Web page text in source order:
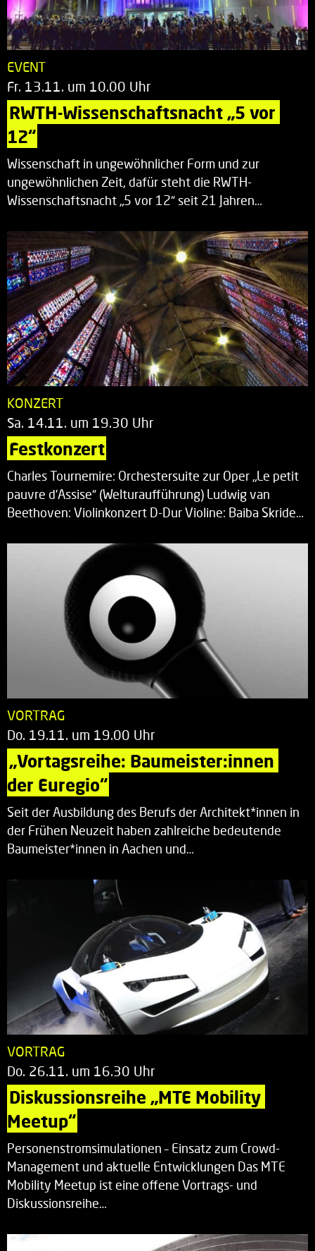
EVENT
Fr. 13.11. um 10.00 Uhr
RWTH-Wissenschaftsnacht „5 vor
12“
Wissenschaft in ungewöhnlicher Form und zur
ungewöhnlichen Zeit, dafür steht die RWTH-
Wissenschaftsnacht „5 vor 12“ seit 21 Jahren…
KONZERT
Sa. 14.11. um 19.30 Uhr
Festkonzert
Charles Tournemire: Orchestersuite zur Oper „Le petit
pauvre d’Assise“ (Welturaufführung) Ludwig van
Beethoven: Violinkonzert D-Dur Violine: Baiba Skride…
VORTRAG
Do. 19.11. um 19.00 Uhr
„Vortagsreihe: Baumeister:innen
der Euregio“
Seit der Ausbildung des Berufs der Architekt*innen in
der Frühen Neuzeit haben zahlreiche bedeutende
Baumeister*innen in Aachen und…
VORTRAG
Do. 26.11. um 16.30 Uhr
Diskussionsreihe „MTE Mobility
Meetup“
Personenstromsimulationen – Einsatz zum Crowd-
Management und aktuelle Entwicklungen Das MTE
Mobility Meetup ist eine offene Vortrags- und
Diskussionsreihe…